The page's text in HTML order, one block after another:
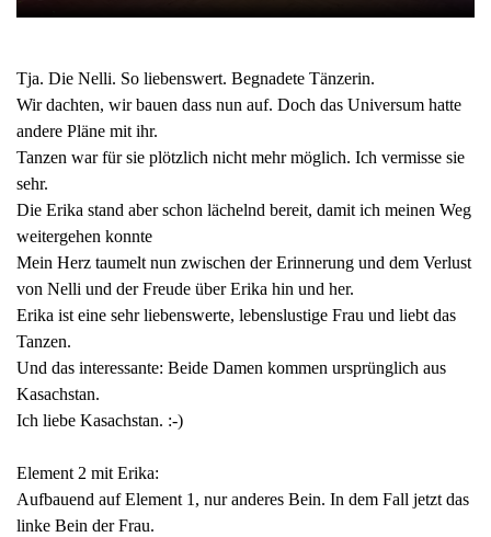
Tja. Die Nelli. So liebenswert. Begnadete Tänzerin.
Wir dachten, wir bauen dass nun auf. Doch das Universum hatte
andere Pläne mit ihr.
Tanzen war für sie plötzlich nicht mehr möglich. Ich vermisse sie
sehr.
Die Erika stand aber schon lächelnd bereit, damit ich meinen Weg
weitergehen konnte
Mein Herz taumelt nun zwischen der Erinnerung und dem Verlust
von Nelli und der Freude über Erika hin und her.
Erika ist eine sehr liebenswerte, lebenslustige Frau und liebt das
Tanzen.
Und das interessante: Beide Damen kommen ursprünglich aus
Kasachstan.
Ich liebe Kasachstan. :-)
Element 2 mit Erika:
Aufbauend auf Element 1, nur anderes Bein. In dem Fall jetzt das
linke Bein der Frau.